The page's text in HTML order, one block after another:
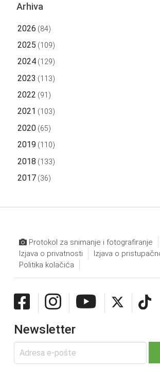
Arhiva
2026 (84)
2025 (109)
2024(129)
2023 (113)
2022 (91)
2021 (103)
2020(65)
2019 (110)
2018 (133)
2017(36)
Protokol za snimanje i fotografiranje
Izjava o privatnosti
Izjava o
Politika kolačića
Newsletter